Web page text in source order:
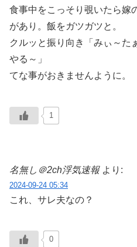
食事中をこっそり覗いたら嫁
があり。飯をガツガツと。
クルッと振り向き「みぃ～た
やる～」
てな事がおきませんように。
1
名無し＠2ch浮気速報 より:
2024-09-24 05:34
これ、サレ夫なの？
0